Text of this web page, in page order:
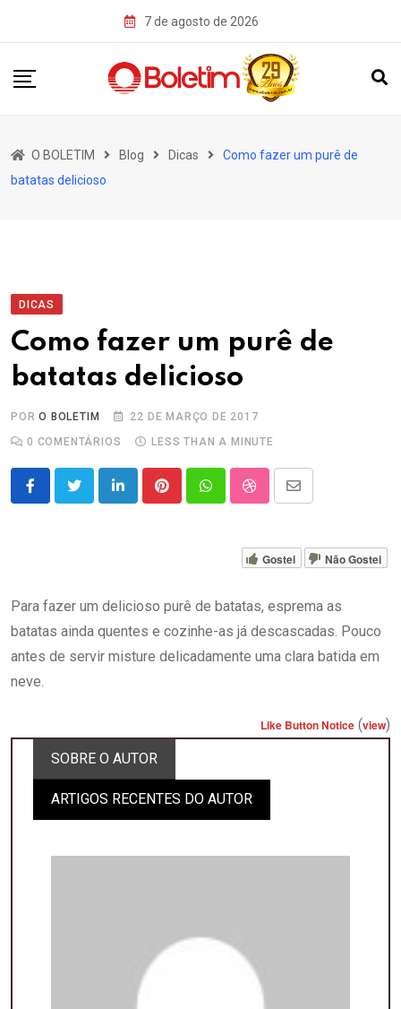
7 de agosto de 2026
O BOLETIM Blog Dicas
Como fazer um purê de
batatas delicioso
DICAS
Como fazer um purê de
batatas delicioso
PORO BOLETIM
22 DE MARÇO DE 2017
0 COMENTÁRIOS LESS THAN A MINUTE
LinkedInPinterestWhatsappStumbleUpon
Share
Email
Gostei Não Gostei
Para fazer um delicioso purê de batatas, esprema as
batatas ainda quentes e cozinhe-as já descascadas. Pouco
antes de servir misture delicadamente uma clara batida em
neve.
Like Button Notice (view)
SOBRE O AUTOR
ARTIGOS RECENTES DO AUTOR